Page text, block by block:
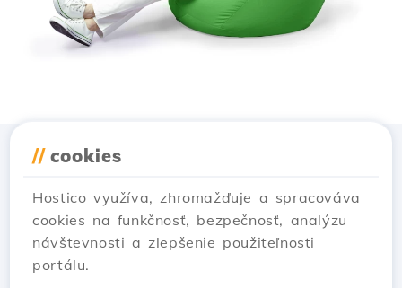
// cookies
Hostico využíva, zhromažďuje a spracováva
cookies na funkčnosť, bezpečnosť, analýzu
návštevnosti a zlepšenie použiteľnosti
portálu.
Stiahnuť aplikáciu